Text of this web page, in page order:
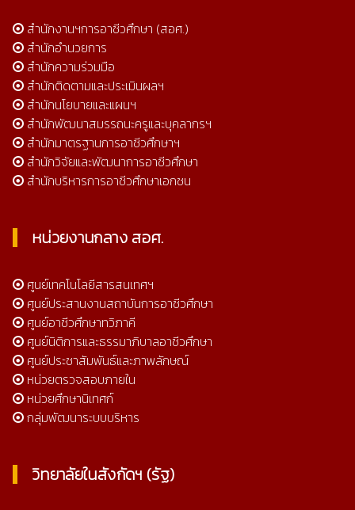
สำนักงานฯการอาชีวศึกษา (สอศ.)
สำนักอำนวยการ
สำนักความร่วมมือ
สำนักติดตามและประเมินผลฯ
สำนักนโยบายและแผนฯ
สำนักพัฒนาสมรรถนะครูและบุคลากรฯ
สำนักมาตรฐานการอาชีวศึกษาฯ
สำนักวิจัยและพัฒนาการอาชีวศึกษา
สำนักบริหารการอาชีวศึกษาเอกชน
หน่วยงานกลาง สอศ.
ศูนย์เทคโนโลยีสารสนเทศฯ
ศูนย์ประสานงานสถาบันการอาชีวศึกษา
ศูนย์อาชีวศึกษาทวิภาคี
ศูนย์นิติการและธรรมาภิบาลอาชีวศึกษา
ศูนย์ประชาสัมพันธ์และภาพลักษณ์
หน่วยตรวจสอบภายใน
หน่วยศึกษานิเทศก์
กลุ่มพัฒนาระบบบริหาร
วิทยาลัยในสังกัดฯ (รัฐ)